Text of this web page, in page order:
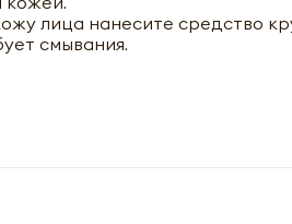
лица нанесите средство
смывания.